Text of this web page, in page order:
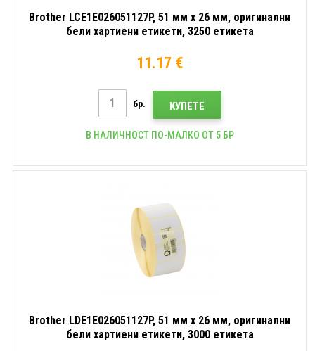
Brother LCE1E026051127P, 51 мм x 26 мм, оригинални
бели хартиени етикети, 3250 етикета
11.17 €
бр. КУПЕТЕ
В НАЛИЧНОСТ ПО-МАЛКО ОТ 5 БР
Brother LDE1E026051127P, 51 мм x 26 мм, оригинални
бели хартиени етикети, 3000 етикета